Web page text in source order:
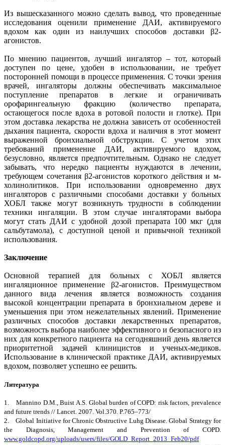
Из вышесказанного можно сделать вывод, что проведенные
исследования оценили применение ДАИ, активируемого
вдохом как один из наилучших способов доставки β2-
агонистов.
По мнению пациентов, лучший ингалятор – тот, который
доступен по цене, удобен в использовании, не требует
посторонней помощи в процессе применения. С точки зрения
врачей, ингаляторы должны обеспечивать максимальное
поступление препаратов в легкие и ограничивать
орофарингеальную фракцию (количество препарата,
остающегося после вдоха в ротовой полости и глотке). При
этом доставка лекарства не должна зависеть от особенностей
дыхания пациента, скорости вдоха и наличия в этот момент
выраженной бронхиальной обструкции. С учетом этих
требований применение ДАИ, активируемого вдохом,
безусловно, является предпочтительным. Однако не следует
забывать, что нередко пациенты нуждаются в лечении,
требующем сочетания β2-агонистов короткого действия и м-
холинолитиков. При использовании одновременно двух
ингаляторов с различными способами доставки у больных
ХОБЛ также могут возникнуть трудности в соблюдении
техники ингаляции. В этом случае ингаляторами выбора
могут стать ДАИ с удобной дозой препарата 100 мкг (для
сальбутамола), с доступной ценой и привычной техникой
использования.
Заключение
Основной терапией для больных с ХОБЛ является
ингаляционное применение β2-агонистов. Преимуществом
данного вида лечения является возможность создания
высокой концентрации препарата в бронхиальном дереве и
уменьшения при этом нежелательных явлений. Применение
различных способов доставки лекарственных препаратов,
возможность выбора наиболее эффективного и безопасного из
них для конкретного пациента на сегодняшний день является
приоритетной задачей клиницистов и ученых-медиков.
Использование в клинической практике ДАИ, активируемых
вдохом, позволяет успешно ее решить.
Литература
1. Mannino D.M., Buist A.S. Global burden of COPD: risk factors, prevalence
and future trends // Lancet. 2007. Vol.370. P.765–773/
2. Global Initiative for Chronic Obstructive Luhg Disease. Global Strategy for
the Diagnosis, Management and Prevention of COPD.
www.goldcopd.org/uploads/users/files/GOLD_Report_2013_Feb20/pdf